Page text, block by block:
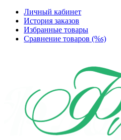
Личный кабинет
История заказов
Избранные товары
Сравнение товаров (%s)